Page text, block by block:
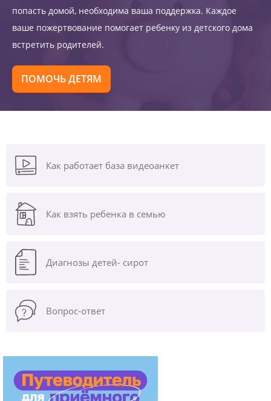
попасть домой, необходима ваша поддержка. Каждое
ваше пожертвование помогает ребенку из детского дома
встретить родителей.
ПОМОЧЬ ДЕТЯМ
Как работает база видеоанкет
Как взять ребенка в семью
Диагнозы детей- сирот
Вопрос-ответ